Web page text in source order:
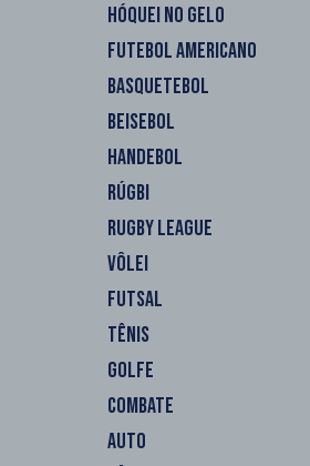
HÓQUEI NO GELO
FUTEBOL AMERICANO
BASQUETEBOL
BEISEBOL
HANDEBOL
RÚGBI
RUGBY LEAGUE
VÔLEI
FUTSAL
TÊNIS
GOLFE
COMBATE
AUTO